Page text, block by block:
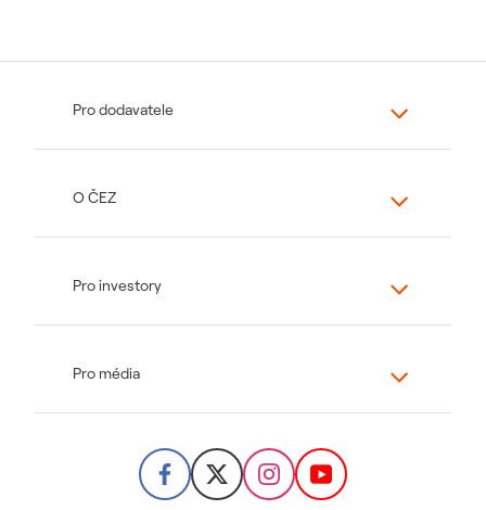
Pro dodavatele
O ČEZ
Pro investory
Pro média